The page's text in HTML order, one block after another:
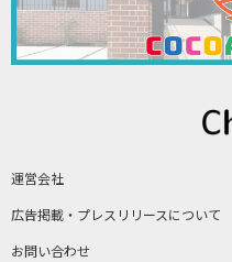
運営会社
広告掲載・プレスリリースについて
お問い合わせ